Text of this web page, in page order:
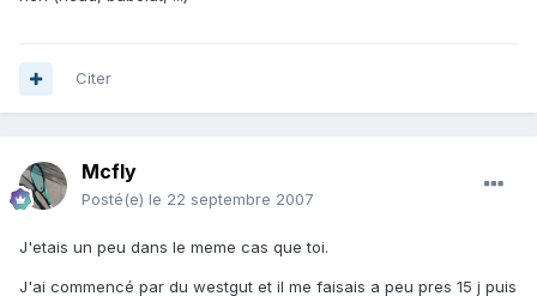
Citer
Mcfly
Posté(e) le 22 septembre 2007
J'etais un peu dans le meme cas que toi.
J'ai commencé par du westgut et il me faisais a peu pres 15 j puis